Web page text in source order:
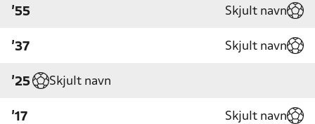
'55 Skjult navn
'37 Skjult navn
'25 Skjult navn
'17 Skjult navn